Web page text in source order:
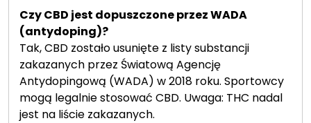
Czy CBD jest dopuszczone przez WADA
(antydoping)?
Tak, CBD zostało usunięte z listy substancji
zakazanych przez Światową Agencję
Antydopingową (WADA) w 2018 roku. Sportowcy
mogą legalnie stosować CBD. Uwaga: THC nadal
jest na liście zakazanych.